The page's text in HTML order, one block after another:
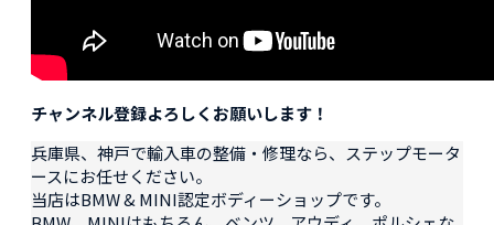
チャンネル登録よろしくお願いします！
兵庫県、神戸で輸入車の整備・修理なら、ステップモータ
ースにお任せください。
当店はBMW & MINI認定ボディーショップです。